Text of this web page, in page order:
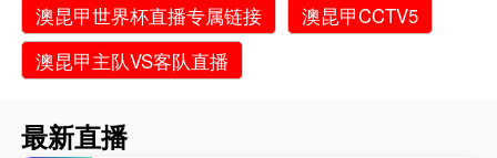
澳昆甲世界杯直播专属链接
澳昆甲CCTV5
澳昆甲主队VS客队直播
最新直播